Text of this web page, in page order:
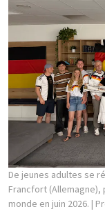
De jeunes adultes se
Francfort (Allemagne),
monde en juin 2026. |